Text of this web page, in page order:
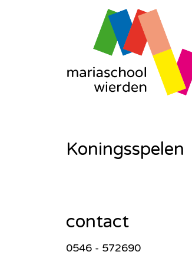
Koningsspelen
contact
0546 - 572690